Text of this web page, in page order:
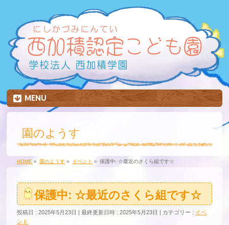
MENU
園のようす
HOME » 園のようす » イベント » 保護中: ☆最近のさくら組です☆
保護中: ☆最近のさくら組です☆
投稿日 : 2025年5月23日 最終更新日時 : 2025年5月23日 カテゴリー : イベ
ント